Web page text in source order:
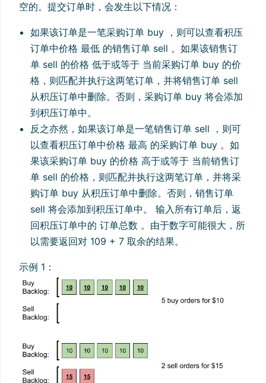
空的。提交订单时，会发生以下情况：
如果该订单是一笔采购订单 buy ，则可以查看积压
订单中价格 最低 的销售订单 sell 。如果该销售订
单 sell 的价格 低于或等于 当前采购订单 buy 的价
格，则匹配并执行这两笔订单，并将销售订单 sell
从积压订单中删除。否则，采购订单 buy 将会添加
到积压订单中。
反之亦然，如果该订单是一笔销售订单 sell ，则可
以查看积压订单中价格 最高 的采购订单 buy 。如
果该采购订单 buy 的价格 高于或等于 当前销售订
单 sell 的价格，则匹配并执行这两笔订单，并将采
购订单 buy 从积压订单中删除。否则，销售订单
sell 将会添加到积压订单中。 输入所有订单后，返
回积压订单中的 订单总数 。由于数字可能很大，所
以需要返回对 109 + 7 取余的结果。
示例 1：